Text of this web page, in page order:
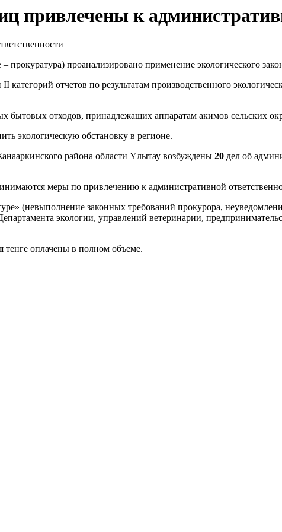
привлечены к
проанализировано применение экологического
категорий отчетов по результатам производственного
бытовых отходов, принадлежащих аппаратам акимов сельских
экологическую обстановку в регионе.
района области Ұлытау возбуждены 20 дел об
меры по привлечению к административной
(невыполнение законных требований прокурора,
экологии, управлений ветеринарии,
тенге оплачены в полном объеме.